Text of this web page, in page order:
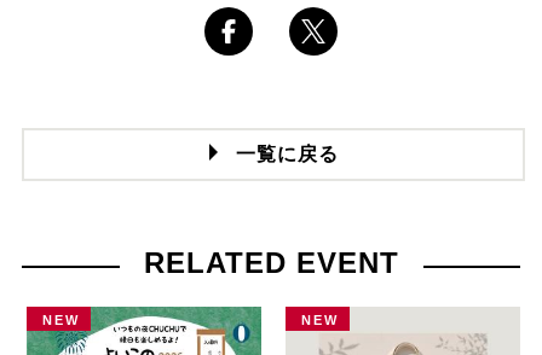
一覧に戻る
RELATED EVENT
NEW NEW